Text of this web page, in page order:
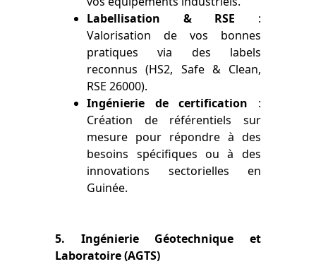
Labellisation & RSE :
Valorisation de vos bonnes
pratiques via des labels
reconnus (HS2, Safe & Clean,
RSE 26000).
Ingénierie de certification :
Création de référentiels sur
mesure pour répondre à des
besoins spécifiques ou à des
innovations sectorielles en
Guinée.
5. Ingénierie Géotechnique et
Laboratoire (AGTS)